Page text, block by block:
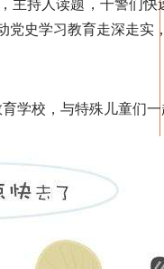
持人读题，干警们快
史学习教育走深走实
校，与特殊儿童们一